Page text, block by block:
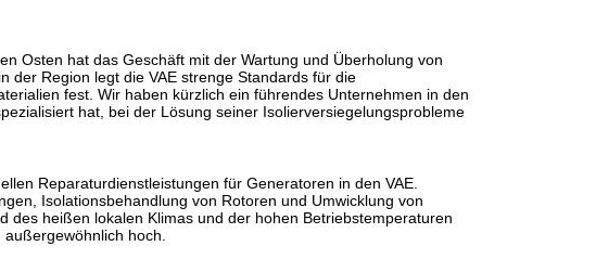
Osten hat das Geschäft mit der Wartung und Überholung von
der Region legt die VAE strenge Standards für die
fest. Wir haben kürzlich ein führendes Unternehmen in den
hat, bei der Lösung seiner Isolierversiegelungsprobleme
Reparaturdienstleistungen für Generatoren in den VAE.
Isolationsbehandlung von Rotoren und Umwicklung von
des heißen lokalen Klimas und der hohen Betriebstemperaturen
hoch.